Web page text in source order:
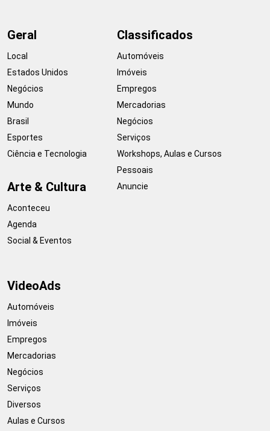
Geral
Local
Estados Unidos
Negócios
Mundo
Brasil
Esportes
Ciência e Tecnologia
Arte & Cultura
Aconteceu
Agenda
Social & Eventos
Classificados
Automóveis
Imóveis
Empregos
Mercadorias
Negócios
Serviços
Workshops, Aulas e Cursos
Pessoais
Anuncie
VideoAds
Automóveis
Imóveis
Empregos
Mercadorias
Negócios
Serviços
Diversos
Aulas e Cursos